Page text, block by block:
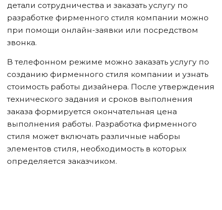
детали сотрудничества и заказать услугу по
разработке фирменного стиля компании можно
при помощи онлайн-заявки или посредством
звонка.
В телефонном режиме можно заказать услугу по
созданию фирменного стиля компании и узнать
стоимость работы дизайнера. После утверждения
технического задания и сроков выполнения
заказа формируется окончательная цена
выполнения работы. Разработка фирменного
стиля может включать различные наборы
элементов стиля, необходимость в которых
определяется заказчиком.